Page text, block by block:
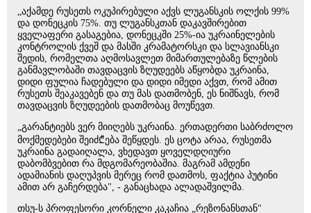
„აქამდე რუსეთს ოკუპირებული აქვს ლუგანსკის ოლქის 99%
და დონეცკის 75%. თუ ლუგანსკთან დაკავშირებით
ყველაფერი გასაგებია, დონეცკში 25%-ია უკრაინელების
კონტროლის ქვეშ და მასში კრამატორსკი და სლავიანსკი
შედის, რომელთა აღმოსავლეთ მიმართულებაზე წლების
განმავლობაში თავდაცვის ზღუდეებს აწყობდა უკრაინა,
დიდი ფულია ჩადებული და დიდი იმედი აქვთ, რომ ამით
რუსეთს შეაკავებენ და თუ მას დათმობენ, ეს ნიშნავს, რომ
თავდაცვის ზღუდეების დათმობაც მოუწევთ.
„გარანტიებს ვერ მიიღებს უკრაინა. ერთადერთი საბრძოლო
მოქმედებები შეიძ₾ება შეწყდეს. ეს ცოტა არაა, რუსეთმა
უკრაინა გადაიღალა, ვხედავთ ყოველდღიური
დაბომბვებით რა მდგომარეობაშია. მაგრამ ამდენი
ადამიანის დაღუპვის მერეც რომ დათმოს, ფაქტია პუტინი
ამით არ გაჩერდება", - განაცხადა ალადაშვილმა.
თსუ-ს პროფესორი კორნელი კაკაჩია „რეზონანსთან"